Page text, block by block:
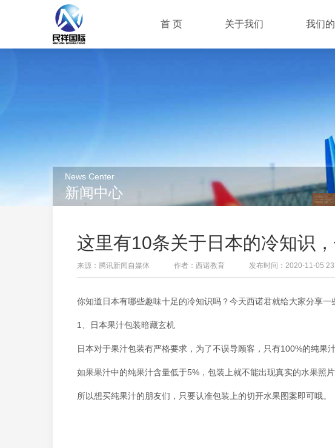
首 页 关于我们 我们
新闻中心
News Center
这里有10条关于日本的冷知识
来源：腾讯新闻自媒体 作者：西诺教育 发布时间：2020-11-05
你知道日本有哪些趣味十足的冷知识吗？今天西诺君就给大家分享
1、日本果汁包装暗藏玄机
日本对于果汁包装有严格要求，为了不误导顾客，只有100%的纯果
如果果汁中的纯果汁含量低于5%，包装上就不能出现真实的水果照
所以想买纯果汁的朋友们，只要认准包装上的切开水果图案即可哦。